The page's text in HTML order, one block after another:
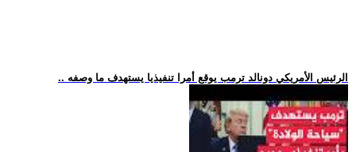
.. الرئيس الأمريكي دونالد ترمب يوقع أمرا تنفيذيا يستهدف ما وصفه